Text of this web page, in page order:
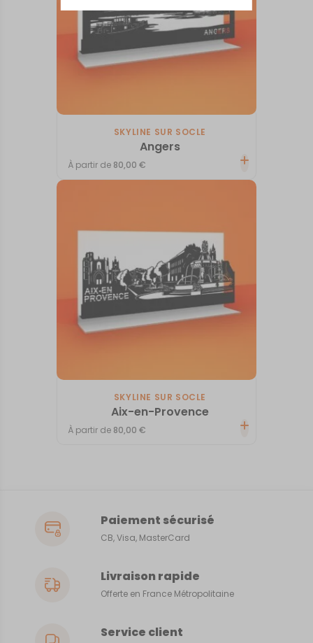
SKYLINE SUR SOCLE
Angers
À partir de 80,00€
SKYLINE SUR SOCLE
Aix-en-Provence
À partir de 80,00€
Paiement sécurisé
CB, Visa, MasterCard
Livraison rapide
Offerte en France Métropolitaine
Service client